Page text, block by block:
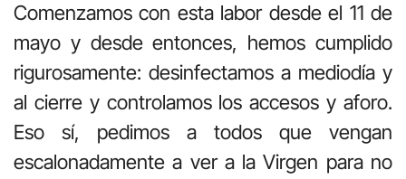
Comenzamos con esta labor desde el 11 de
mayo y desde entonces, hemos cumplido
rigurosamente: desinfectamos a mediodía y
al cierre y controlamos los accesos y aforo.
Eso sí, pedimos a todos que vengan
escalonadamente a ver a la Virgen para no